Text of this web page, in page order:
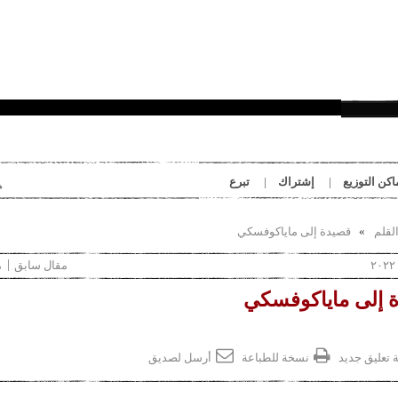
التوزيع إشتراك تبرع
قصيدة إلى ماياكوفسكي
مقال سابق
إلى ماياكوفسكي
تعليق جديد نسخة للطباعة أرسل لصديق